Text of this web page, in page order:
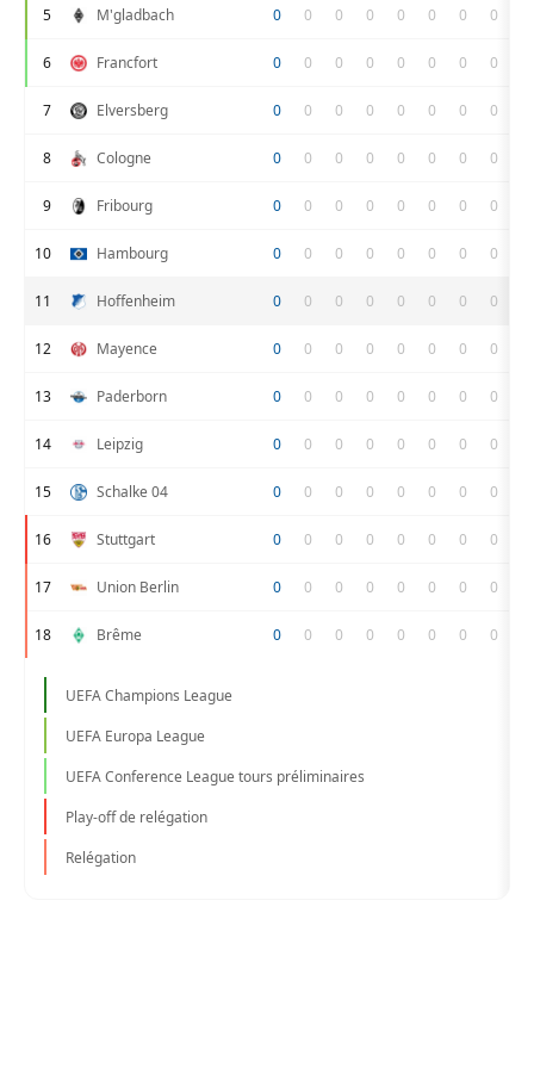
5 M'gladbach 0 0 0 0 0 0 0 0
6 Francfort 0 0 0 0 0 0 0 0
7 Elversberg 0 0 0 0 0 0 0 0
8 Cologne 0 0 0 0 0 0 0 0
9 Fribourg 0 0 0 0 0 0 0 0
10 Hambourg 0 0 0 0 0 0 0 0
11 Hoffenheim 0 0 0 0 0 0 0 0
12 Mayence 0 0 0 0 0 0 0 0
13 Paderborn 0 0 0 0 0 0 0 0
14 Leipzig 0 0 0 0 0 0 0 0
15 Schalke 04 0 0 0 0 0 0 0 0
16 Stuttgart 0 0 0 0 0 0 0 0
17 Union Berlin 0 0 0 0 0 0 0 0
18 Brême 0 0 0 0 0 0 0 0
UEFA Champions League
UEFA Europa League
UEFA Conference League tours préliminaires
Play-off de relégation
Relégation